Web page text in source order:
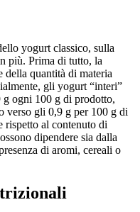
yogurt classico, sulla
più. Prima di tutto, la
della quantità di materia
gli yogurt “interi”
g ogni 100 g di prodotto,
verso gli 0,9 g per 100 g di
rispetto al contenuto di
dipendere sia dalla
di aromi, cereali o